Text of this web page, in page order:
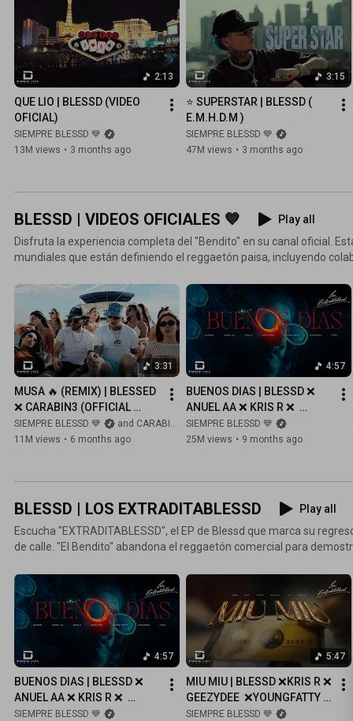
2:13
QUE LIO | BLESSD (VIDEO
OFICIAL)
SIEMPRE BLESSD 💙
13M views • 3 months ago
3:15
⭐ SUPERSTAR | BLESSD (
E.M.H.D.M )
SIEMPRE BLESSD 💙
47M views • 3 months ago
BLESSD | VIDEOS OFICIALES 💙
Play all
Disfruta la experiencia completa del "Bendito" en su canal oficial.
mundiales que están definiendo el reggaetón paisa, incluyendo
la calle: desde el hit viral "Yogurcito Remix" y la energía de
Oreo". Dale play para vivir el sonido de Medellín.
3:31
MUSA 🔥 (REMIX) | BLESSED
❌ CARABIN3 (OFFICIAL
VIDEO)
SIEMPRE BLESSD 💙
and CARABIN3 Official
11M views • 6 months ago
4:57
BUENOS DIAS | BLESSD ❌
ANUEL AA ❌ KRIS R ❌
GEEZYDEE ❌  YOUNG FATTY
❌ CARABIN3 ❌TURY
SIEMPRE BLESSD 💙
25M views • 9 months ago
BLESSD | LOS EXTRADITABLESSD
Play all
Escucha "EXTRADITABLESSD", el EP de Blessd que marca su
de calle. "El Bendito" abandona el reggaetón comercial para
sonido underground, destacando el focus track "Quitateloto", un
Fatty, Bad Milk, GeezyDee y Carabin3.
4:57
BUENOS DIAS | BLESSD ❌
ANUEL AA ❌ KRIS R ❌
GEEZYDEE ❌  YOUNG FATTY
SIEMPRE BLESSD 💙
5:47
MIU MIU | BLESSD ❌KRIS R ❌
GEEZYDEE  ❌YOUNGFATTY
❌ TURY ❌  CARABIN3 ( VIDEO
SIEMPRE BLESSD 💙